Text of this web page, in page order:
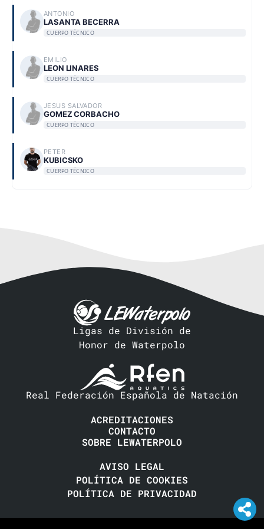
ANTONIO
LASANTA BECERRA
CUERPO TÉCNICO
EMILIO
LEON LINARES
CUERPO TÉCNICO
JESUS SALVADOR
GOMEZ CORBACHO
CUERPO TÉCNICO
PETER
KUBICSKO
CUERPO TÉCNICO
Ligas de División de
Honor de Waterpolo
Real Federación Española de Natación
ACREDITACIONES
CONTACTO
SOBRE LEWATERPOLO
AVISO LEGAL
POLÍTICA DE COOKIES
POLÍTICA DE PRIVACIDAD